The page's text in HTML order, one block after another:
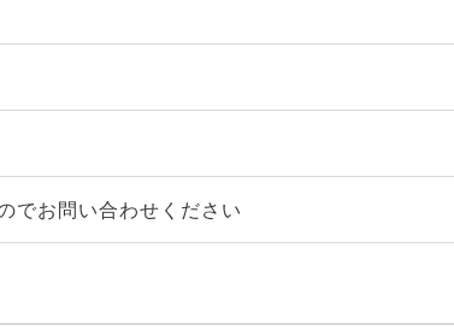
でお問い合わせください